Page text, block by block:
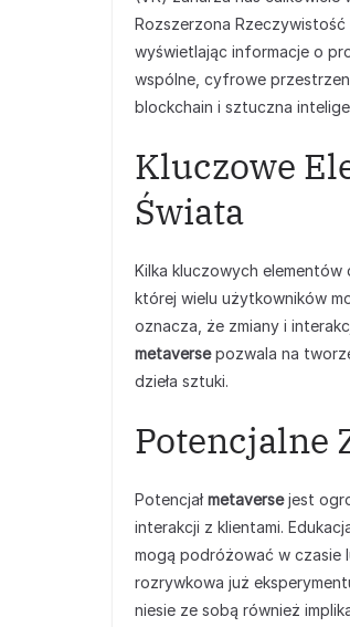
Rozszerzona
wyświetlając informacje o
wspólne, cyfrowe
blockchain i sztuczna
Kluczowe
Świata
Kilka kluczowych elementów
której wielu użytkowników
oznacza, że zmiany i
metaversepozwala na
dzieła sztuki.
Potencjalne
Potencjałmetaversejest
interakcji z klientami.
mogą podróżować w czasie
rozrywkowa już
niesie ze sobą również